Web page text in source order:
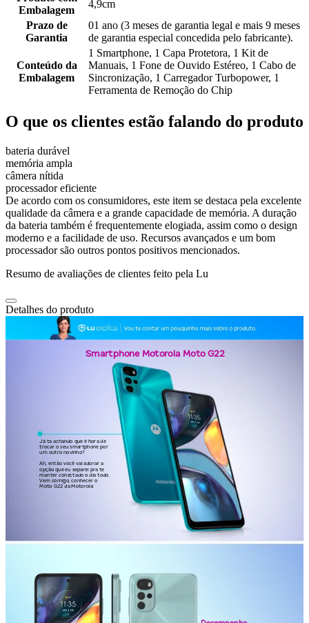
Embalagem
4,9cm
Prazo de
Garantia
01 ano (3 meses de garantia legal e mais 9 meses
de garantia especial concedida pelo fabricante).
Conteúdo da
Embalagem
1 Smartphone, 1 Capa Protetora, 1 Kit de
Manuais, 1 Fone de Ouvido Estéreo, 1 Cabo de
Sincronização, 1 Carregador Turbopower, 1
Ferramenta de Remoção do Chip
O que os clientes estão falando do produto
bateria durável
memória ampla
câmera nítida
processador eficiente
De acordo com os consumidores, este item se destaca pela excelente
qualidade da câmera e a grande capacidade de memória. A duração
da bateria também é frequentemente elogiada, assim como o design
moderno e a facilidade de uso. Recursos avançados e um bom
processador são outros pontos positivos mencionados.
Resumo de avaliações de clientes feito pela Lu
Detalhes do produto